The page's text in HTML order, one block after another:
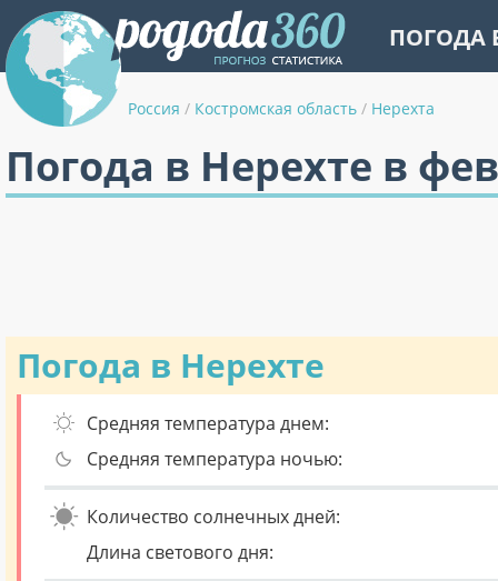
ПОГОДА
Россия / Костромская область / Нерехта
Погода в Нерехте в
Погода в Нерехте
Средняя температура днем:
Средняя температура ночью:
Количество солнечных дней:
Длина светового дня: